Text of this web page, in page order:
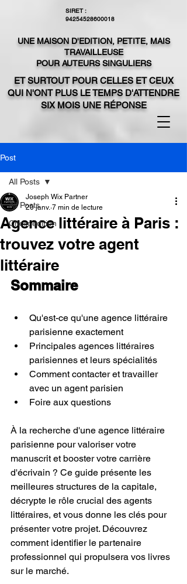
SIRET :
94254528600018
UNE MAISON D'EDITION, PETITE, MAIS
TRAVAILLEUSE
POUR AUTEURS SINGULIERS
ET SURTOUT POUR CELLES ET CEUX
QUI N'ONT PLUS LE TEMPS D'ATTENDRE
SIX MOIS UNE RÉPONSE
Post
All Posts
Choix édition
All Posts
Agence littéraire à Paris :
trouvez votre agent
littéraire
Joseph Wix Partner
20 janv. 7 min de lecture
Sommaire
Qu'est-ce qu'une agence littéraire
parisienne exactement
Principales agences littéraires
parisiennes et leurs spécialités
Comment contacter et travailler
avec un agent parisien
Foire aux questions
À la recherche d'une agence littéraire
parisienne pour valoriser votre
manuscrit et booster votre carrière
d'écrivain ? Ce guide présente les
meilleures structures de la capitale,
décrypte le rôle crucial des agents
littéraires, et vous donne les clés pour
présenter votre projet. Découvrez
comment identifier le partenaire
professionnel qui propulsera vos livres
sur le marché.